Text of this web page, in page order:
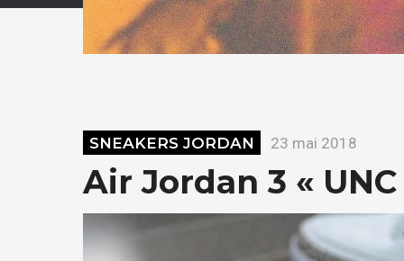
SNEAKERS JORDAN 23 mai 2018
Air Jordan 3 « UNC